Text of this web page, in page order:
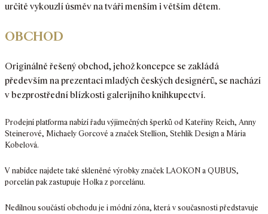
určitě vykouzlí úsměv na tváři menším i větším dětem.
OBCHOD
Originálně řešený obchod, jehož koncepce se zakládá
především na prezentaci mladých českých designérů, se nachází
v bezprostřední blízkosti galerijního knihkupectví.
Prodejní platforma nabízí řadu výjimečných šperků od Kateřiny Reich, Anny
Steinerové, Michaely Gorcové a značek Stellion, Stehlík Design a Mária
Kobelová.
V nabídce najdete také skleněné výrobky značek LAOKON a QUBUS,
porcelán pak zastupuje Holka z porcelánu.
Nedílnou součástí obchodu je i módní zóna, která v současnosti představuje